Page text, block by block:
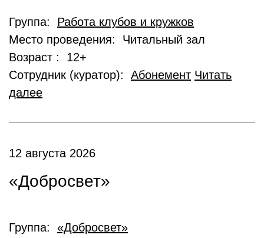
Группа: Работа клубов и кружков
Место проведения: Читальный зал
Возраст : 12+
Сотрудник (куратор): Абонемент Читать
далее
12 августа 2026
«Добросвет»
Группа: «Добросвет»